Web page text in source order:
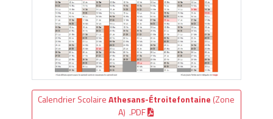
Calendrier ScolaireAthesans-Étroitefontaine (Zone
A) .PDF